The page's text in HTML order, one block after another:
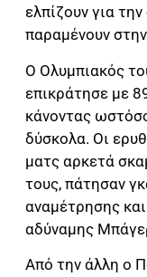
ελπίζουν για
παραμένουν
Ο Ολυμπιακός
επικράτησε με
κάνοντας
δύσκολα. Οι
ματς αρκετά
τους, πάτησαν
αναμέτρησης
αδύναμης
Από την άλλη ο